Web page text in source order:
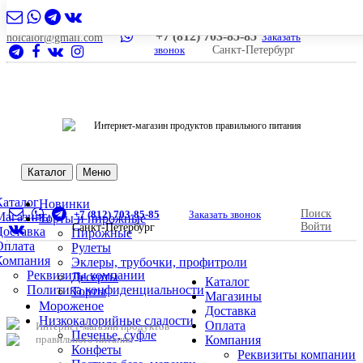
nolcalor@gmail.com +7 (812) 703-85-85 Заказать
звонок
Санкт-Петербург
Интернет-магазин продуктов правильного питания
Каталог Меню
Реквизиты компании
Политика конфиденциальности
Новинки
Торты и пирожные
Пирожные
Рулеты
Эклеры, трубочки, профитроли
Десерты
Торты
Мороженое
Низкокалорийные сладости
Печенье, суфле
Конфеты
+7 (812) 703-85-85
Заказать звонок
Санкт-Петербург
Поиск
Войти
Интернет-магазин продуктов
правильного питания
Каталог
Магазины
Доставка
Оплата
Компания
Реквизиты компании